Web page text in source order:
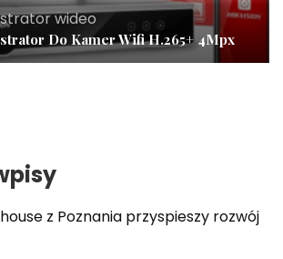
wideo
Do Kamer Wifi H.265+ 4Mpx
z Poznania przyspieszy rozwój